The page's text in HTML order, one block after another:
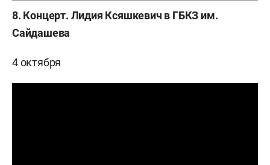
8. Концерт. Лидия Ксяшкевич в ГБКЗ им.
Сайдашева
4 октября